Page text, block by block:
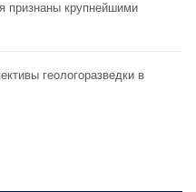
признаны крупнейшими
геологоразведки в